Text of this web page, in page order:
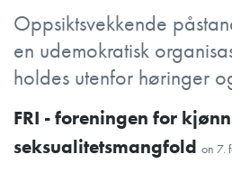
Oppsiktsvekkende
en udemokratisk
holdes utenfor høringer
FRI - foreningen for
seksualitetsmangfold on 7.